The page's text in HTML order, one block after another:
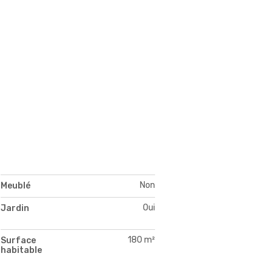
Meublé Non
Jardin Oui
Surface
habitable
180 m²